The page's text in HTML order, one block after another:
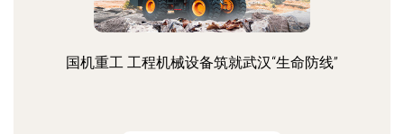
国机重工 工程机械设备筑就武汉“生命防线”